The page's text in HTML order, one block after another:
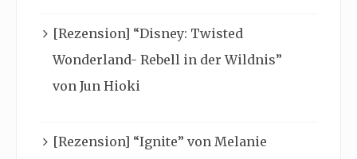
[Rezension] “Disney: Twisted
Wonderland- Rebell in der Wildnis”
von Jun Hioki
[Rezension] “Ignite” von Melanie